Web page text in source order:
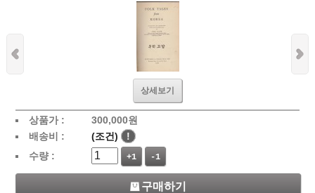
상세보기
상품가 : 300,000원
배송비 :
(조건)
!
수량 :
+1 -1
구매하기